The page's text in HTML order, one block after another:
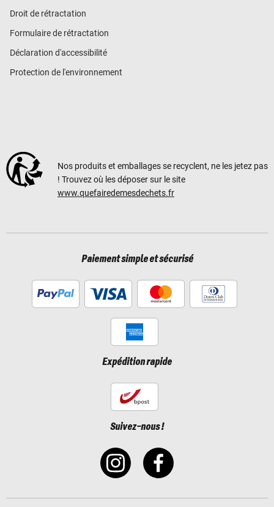
Droit de rétractation
Formulaire de rétractation
Déclaration d'accessibilité
Protection de l'environnement
Nos produits et emballages se recyclent, ne les jetez pas
! Trouvez où les déposer sur le site
www.quefairedemesdechets.fr
Paiement simple et sécurisé
Expédition rapide
Suivez-nous !